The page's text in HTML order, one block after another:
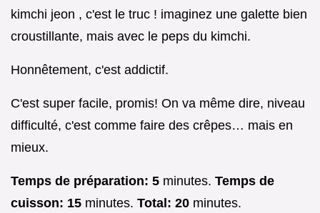
kimchi jeon , c'est le truc ! imaginez une galette bien
croustillante, mais avec le peps du kimchi.
Honnêtement, c'est addictif.
C'est super facile, promis! On va même dire, niveau
difficulté, c'est comme faire des crêpes… mais en
mieux.
Temps de préparation: 5 minutes. Temps de
cuisson: 15 minutes. Total: 20 minutes.